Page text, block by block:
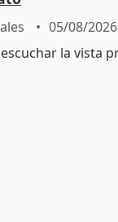
05/08/2026